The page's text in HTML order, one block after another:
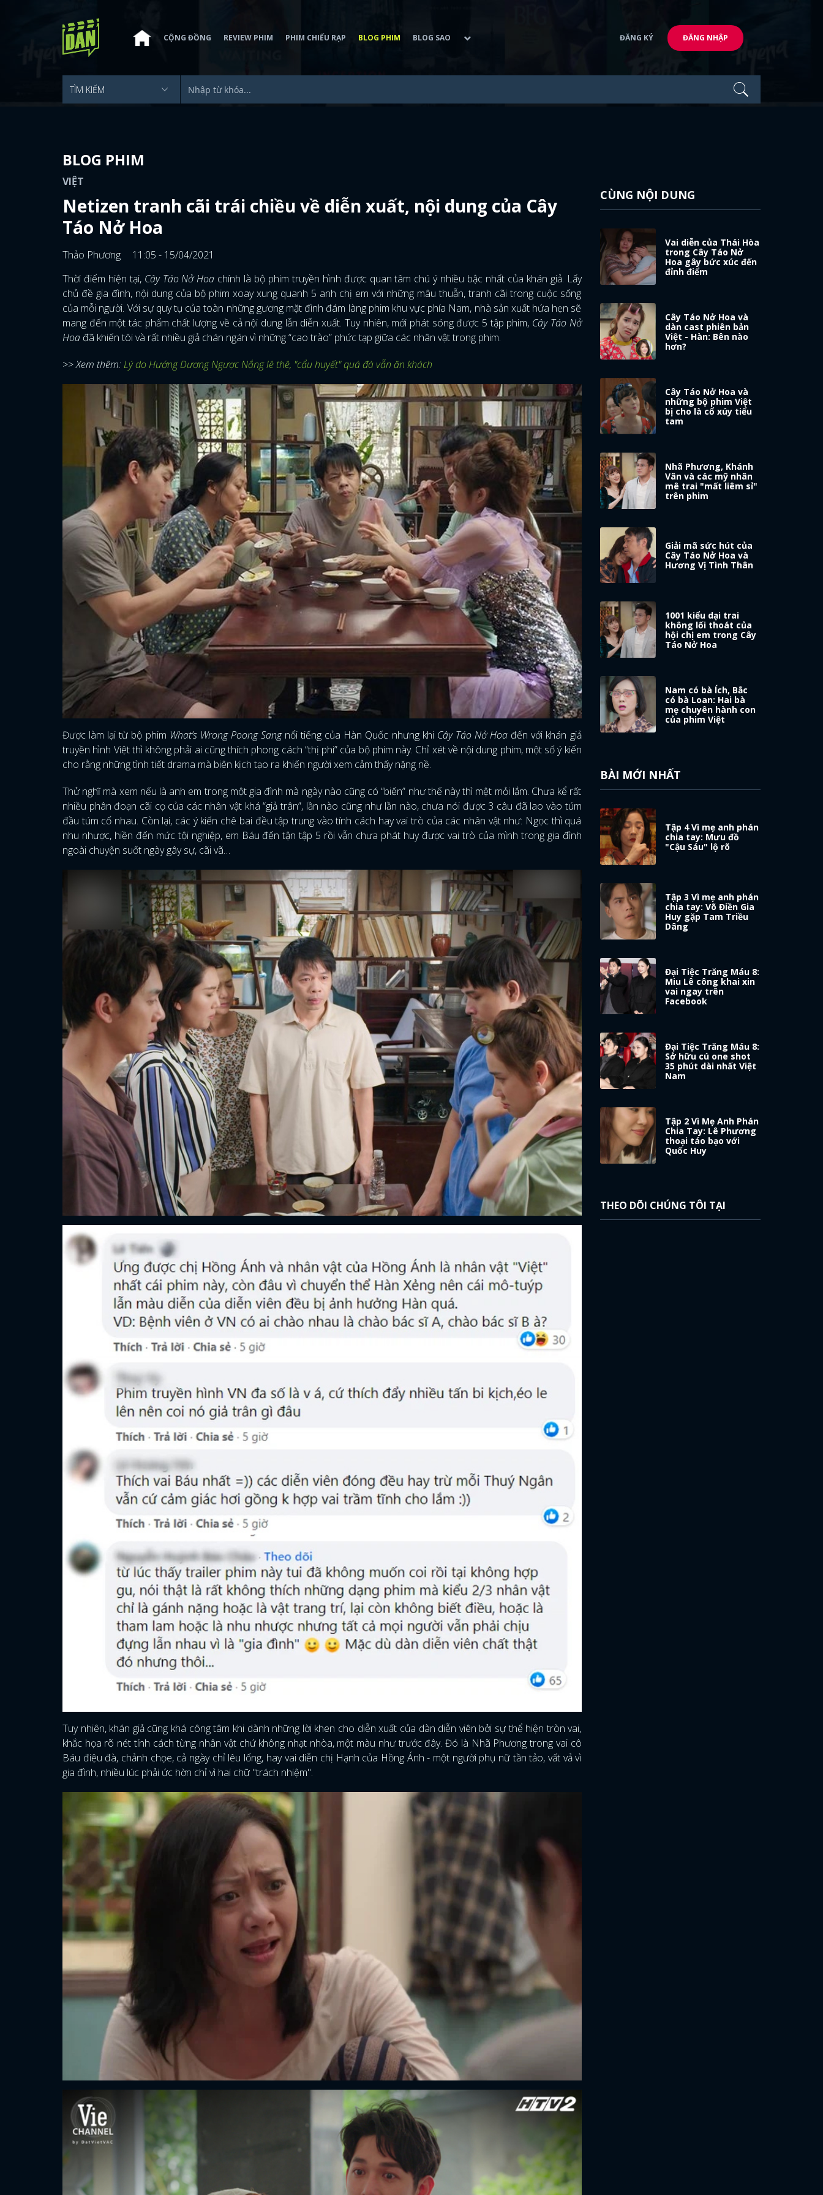
FACEBOOK GOOGLE
CỘNG ĐỒNG REVIEW PHIM PHIM CHIẾU RẠP BLOG PHIM BLOG SAO ĐĂNG KÝ ĐĂNG NHẬP
BLOG PHIM
VIỆT
Netizen tranh cãi trái chiều về diễn xuất, nội dung của Cây
Táo Nở Hoa
Thảo Phương
11:05 - 15/04/2021
Thời điểm hiện tại, Cây Táo Nở Hoa chính là bộ phim truyền hình được quan tâm chú ý nhiều bậc nhất của khán giả. Lấy
chủ đề gia đình, nội dung của bộ phim xoay xung quanh 5 anh chị em với những mâu thuẫn, tranh cãi trong cuộc sống
của mỗi người. Với sự quy tụ của toàn những gương mặt đình đám làng phim khu vực phía Nam, nhà sản xuất hứa hẹn sẽ
mang đến một tác phẩm chất lượng về cả nội dung lẫn diễn xuất. Tuy nhiên, mới phát sóng được 5 tập phim, Cây Táo Nở
Hoa đã khiến tôi và rất nhiều giả chán ngán vì những “cao trào” phức tạp giữa các nhân vật trong phim.
>> Xem thêm:Lý do Hướng Dương Ngược Nắng lê thê, "cẩu huyết" quá đà vẫn ăn khách
Được làm lại từ bộ phim What’s Wrong Poong Sangnổi tiếng của Hàn Quốc nhưng khi Cây Táo Nở Hoa đến với khán giả
truyền hình Việt thì không phải ai cũng thích phong cách “thị phi” của bộ phim này. Chỉ xét về nội dung phim, một số ý kiến
cho rằng những tình tiết drama mà biên kịch tạo ra khiến người xem cảm thấy nặng nề.
Thử nghĩ mà xem nếu là anh em trong một gia đình mà ngày nào cũng có “biến” như thế này thì mệt mỏi lắm. Chưa kể rất
nhiều phân đoạn cãi cọ của các nhân vật khá “giả trân”, lần nào cũng như lần nào, chưa nói được 3 câu đã lao vào túm
đầu túm cổ nhau. Còn lại, các ý kiến chê bai đều tập trung vào tính cách hay vai trò của các nhân vật như: Ngọc thì quá
nhu nhược, hiền đến mức tội nghiệp, em Báu đến tận tập 5 rồi vẫn chưa phát huy được vai trò của mình trong gia đình
ngoài chuyện suốt ngày gây sự, cãi vã…
Tuy nhiên, khán giả cũng khá công tâm khi dành những lời khen cho diễn xuất của dàn diễn viên bởi sự thể hiện tròn vai,
khắc họa rõ nét tính cách từng nhân vật chứ không nhạt nhòa, một màu như trước đây. Đó là Nhã Phương trong vai cô
Báu điệu đà, chảnh chọe, cả ngày chỉ lêu lổng, hay vai diễn chị Hạnh của Hồng Ánh - một người phụ nữ tần tảo, vất vả vì
gia đình, nhiều lúc phải ức hờn chỉ vì hai chữ "trách nhiệm".
CÙNG NỘI DUNG
Vai diễn của Thái Hòa
trong Cây Táo Nở
Hoa gây bức xúc đến
đỉnh điểm
Cây Táo Nở Hoa và
dàn cast phiên bản
Việt - Hàn: Bên nào
hơn?
Cây Táo Nở Hoa và
những bộ phim Việt
bị cho là cổ xúy tiểu
tam
Nhã Phương, Khánh
Vân và các mỹ nhân
mê trai "mất liêm sỉ"
trên phim
Giải mã sức hút của
Cây Táo Nở Hoa và
Hương Vị Tình Thân
1001 kiểu dại trai
không lối thoát của
hội chị em trong Cây
Táo Nở Hoa
Nam có bà Ích, Bắc
có bà Loan: Hai bà
mẹ chuyên hành con
của phim Việt
BÀI MỚI NHẤT
Tập 4 Vì mẹ anh phán
chia tay: Mưu đồ
"Cậu Sáu" lộ rõ
Tập 3 Vì mẹ anh phán
chia tay: Võ Điền Gia
Huy gặp Tam Triều
Dâng
Đại Tiệc Trăng Máu 8:
Miu Lê công khai xin
vai ngay trên
Facebook
Đại Tiệc Trăng Máu 8:
Sở hữu cú one shot
35 phút dài nhất Việt
Nam
Tập 2 Vì Mẹ Anh Phán
Chia Tay: Lê Phương
thoại táo bạo với
Quốc Huy
THEO DÕI CHÚNG TÔI TẠI